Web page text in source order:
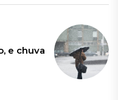
e chuva